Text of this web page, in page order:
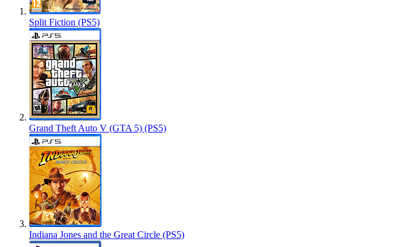
Split Fiction (PS5)
Grand Theft Auto V (GTA 5) (PS5)
Indiana Jones and the Great Circle (PS5)